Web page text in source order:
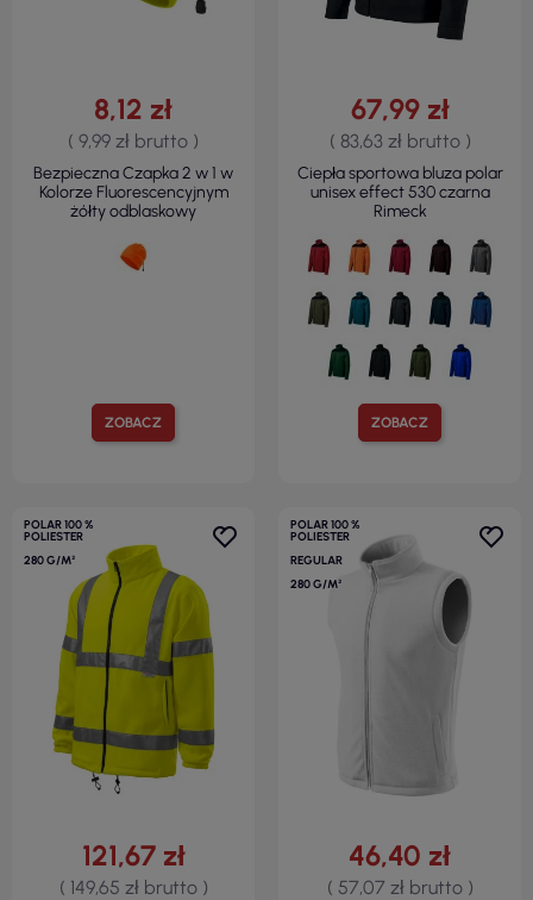
ZOBACZ
8,12 zł
( 9,99 zł brutto )
Bezpieczna Czapka 2 w 1 w
Kolorze Fluorescencyjnym
żółty odblaskowy
ZOBACZ
67,99 zł
( 83,63 zł brutto )
Ciepła sportowa bluza polar
unisex effect 530 czarna
Rimeck
POLAR 100 %
POLIESTER
280 G/M²
121,67 zł
( 149,65 zł brutto )
POLAR 100 %
POLIESTER
REGULAR
280 G/M²
46,40 zł
( 57,07 zł brutto )